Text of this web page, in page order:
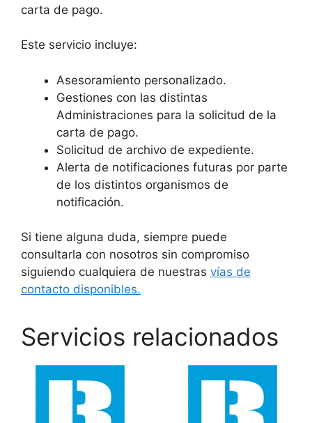
carta de pago.
Este servicio incluye:
Asesoramiento personalizado.
Gestiones con las distintas
Administraciones para la solicitud de la
carta de pago.
Solicitud de archivo de expediente.
Alerta de notificaciones futuras por parte
de los distintos organismos de
notificación.
Si tiene alguna duda, siempre puede
consultarla con nosotros sin compromiso
siguiendo cualquiera de nuestras vías de
contacto disponibles.
Servicios relacionados